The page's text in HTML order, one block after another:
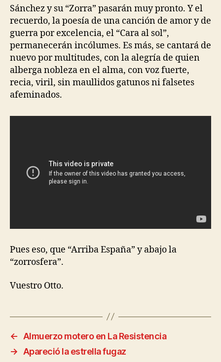
Sánchez y su “Zorra” pasarán muy pronto. Y el
recuerdo, la poesía de una canción de amor y de
guerra por excelencia, el “Cara al sol”,
permanecerán incólumes. Es más, se cantará de
nuevo por multitudes, con la alegría de quien
alberga nobleza en el alma, con voz fuerte,
recia, viril, sin maullidos gatunos ni falsetes
afeminados.
Pues eso, que “Arriba España” y abajo la
“zorrosfera”.
Vuestro Otto.
←
Almuerzo motero en La Resistencia
→
Apareció la estrella fugaz